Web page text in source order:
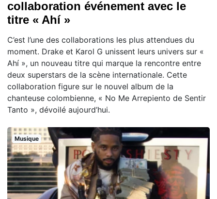
collaboration événement avec le
titre « Ahí »
C’est l’une des collaborations les plus attendues du
moment. Drake et Karol G unissent leurs univers sur «
Ahí », un nouveau titre qui marque la rencontre entre
deux superstars de la scène internationale. Cette
collaboration figure sur le nouvel album de la
chanteuse colombienne, « No Me Arrepiento de Sentir
Tanto », dévoilé aujourd’hui.
Musique